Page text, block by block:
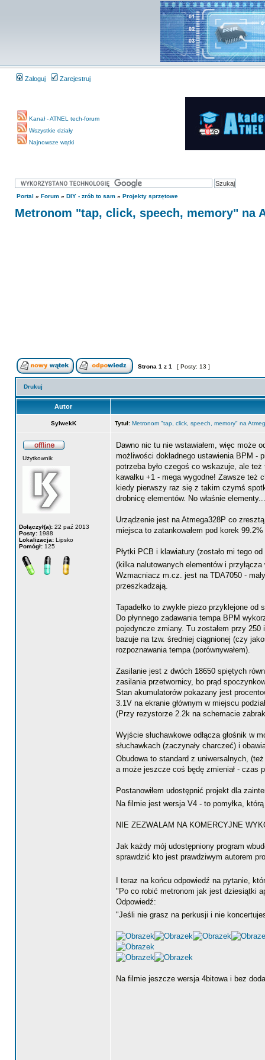
Zaloguj Zarejestruj
Kanał - ATNEL tech-forum
Wszystkie działy
Najnowsze wątki
Portal » Forum » DIY - zrób to sam » Projekty sprzętowe
Metronom "tap, click, speech, memory" na
Strona 1 z 1 [ Posty: 13 ]
Drukuj
Autor
SylwekK Tytuł: Metronom "tap, click, speech, memory" na
Użytkownik
Dołączył(a): 22 paź 2013
Posty: 1988
Lokalizacja: Lipsko
Pomógł: 125
Dawno nic tu nie wstawiałem, więc może
możliwości dokładnego ustawienia BPM -
potrzeba było czegoś co wskazuje, ale
kawałku +1 - mega wygodne! Zawsze też
kiedy pierwszy raz się z takim czymś
drobnicę elementów. No właśnie elementy...
Urządzenie jest na Atmega328P co
miejsca to zatankowałem pod korek
Płytki PCB i klawiatury (zostało mi tego
(kilka nalutowanych elementów i
Wzmacniacz m.cz. jest na TDA7050 -
przeszkadzają.
Tapadełko to zwykłe piezo przyklejone
Do płynnego zadawania tempa BPM
pojedyncze zmiany. Tu zostałem przy
bazuje na tzw. średniej ciągnionej (czy
rozpoznawania tempa (porównywałem).
Zasilanie jest z dwóch 18650 spiętych
zasilania przetwornicy, bo prąd
Stan akumulatorów pokazany jest
3.1V na ekranie głównym w miejscu
(Przy rezystorze 2.2k na schemacie
Wyjście słuchawkowe odłącza głośnik w
słuchawkach (zaczynały charczeć) i
Obudowa to standard z uniwersalnych,
a może jeszcze coś będę zmieniał - czas
Postanowiłem udostępnić projekt dla
Na filmie jest wersja V4 - to pomyłka,
NIE ZEZWALAM NA KOMERCYJNE
Jak każdy mój udostępniony program
sprawdzić kto jest prawdziwym autorem
I teraz na końcu odpowiedź na pytanie,
"Po co robić metronom jak jest dziesiątki
Odpowiedź:
"Jeśli nie grasz na perkusji i nie
Na filmie jeszcze wersja 4bitowa i bez